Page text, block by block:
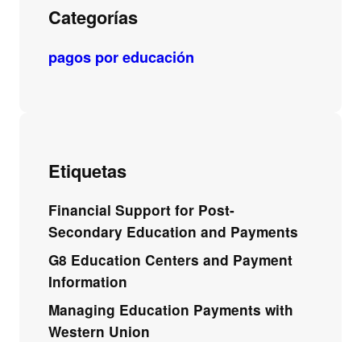
Categorías
pagos por educación
Etiquetas
Financial Support for Post-
Secondary Education and Payments
G8 Education Centers and Payment
Information
Managing Education Payments with
Western Union